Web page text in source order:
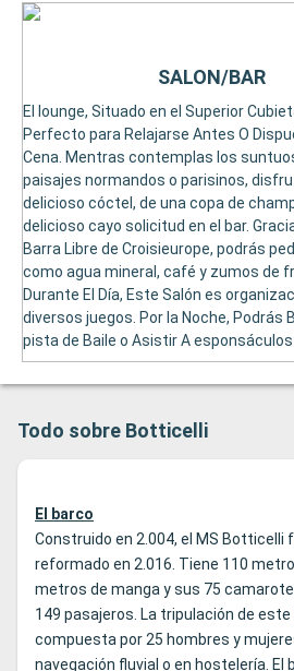
El lounge, Situado en el Superior
Perfecto para Relajarse Antes O
Cena. Mentras contemplas los
paisajes normandos o parisinos,
delicioso cóctel, de una copa de
delicioso cayo solicitud en el bar.
Barra Libre de Croisieurope, podrás
como agua mineral, café y zumos de
Durante El Día, Este Salón es
diversos juegos. Por la Noche, Podrás
pista de Baile o Asistir A
SALON/BAR
Todo sobre Botticelli
El barco
Construido en 2.004, el MS
reformado en 2.016. Tiene 110
metros de manga y sus 75
149 pasajeros. La tripulación de
compuesta por 25 hombres y
navegación fluvial o en hostelería. El